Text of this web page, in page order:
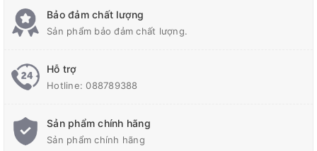
Bảo đảm chất lượng
Sản phẩm bảo đảm chất lượng.
Hỗ trợ
Hotline:088789388
Sản phẩm chính hãng
Sản phẩm chính hãng